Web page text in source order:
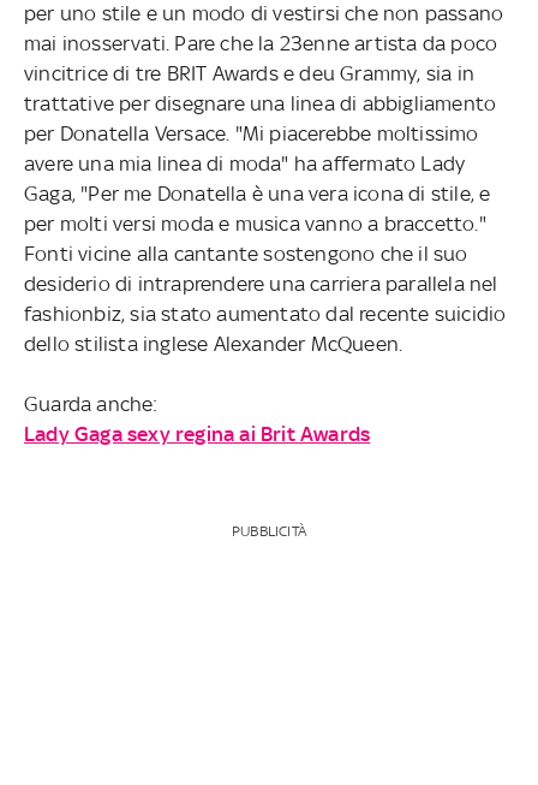
per uno stile e un modo di vestirsi che non passano
mai inosservati. Pare che la 23enne artista da poco
vincitrice di tre BRIT Awards e deu Grammy, sia in
trattative per disegnare una linea di abbigliamento
per Donatella Versace. "Mi piacerebbe moltissimo
avere una mia linea di moda" ha affermato Lady
Gaga, "Per me Donatella è una vera icona di stile, e
per molti versi moda e musica vanno a braccetto."
Fonti vicine alla cantante sostengono che il suo
desiderio di intraprendere una carriera parallela nel
fashionbiz, sia stato aumentato dal recente suicidio
dello stilista inglese Alexander McQueen.
Guarda anche:
Lady Gaga sexy regina ai Brit Awards
PUBBLICITÀ